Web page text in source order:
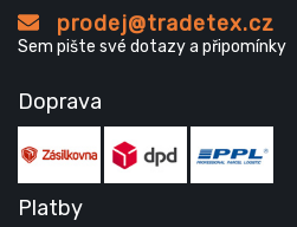
prodej@tradetex.cz
Sem pište své dotazy a připomínky
Doprava
Platby